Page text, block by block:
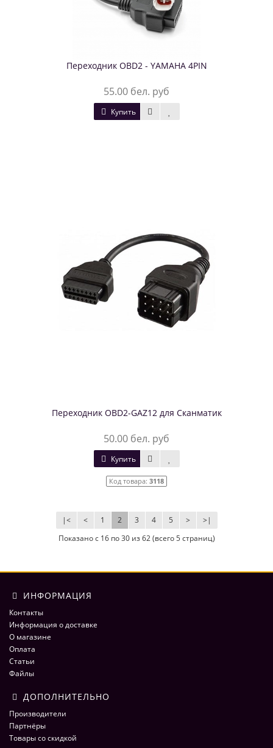
Переходник OBD2 - YAMAHA 4PIN
55.00 бел. руб
Купить
Переходник OBD2-GAZ12 для Сканматик
50.00 бел. руб
Купить
Код товара: 3118
|< < 1 2 3 4 5 > >|
Показано с 16 по 30 из 62 (всего 5 страниц)
ИНФОРМАЦИЯ
Контакты
Информация о доставке
О магазине
Оплата
Статьи
Файлы
ДОПОЛНИТЕЛЬНО
Производители
Партнёры
Товары со скидкой